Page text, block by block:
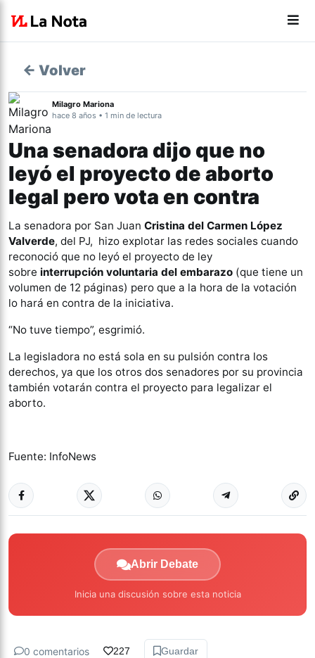
← Volver
Milagro Mariona
hace 8 años • 1 min de lectura
Una senadora dijo que no
leyó el proyecto de aborto
legal pero vota en contra
La senadora por San Juan Cristina del Carmen López
Valverde, del PJ, hizo explotar las redes sociales cuando
reconoció que no leyó el proyecto de ley
sobre interrupción voluntaria del embarazo (que tiene un
volumen de 12 páginas) pero que a la hora de la votación
lo hará en contra de la iniciativa.
“No tuve tiempo”, esgrimió.
La legisladora no está sola en su pulsión contra los
derechos, ya que los otros dos senadores por su provincia
también votarán contra el proyecto para legalizar el
aborto.
Fuente: InfoNews
Abrir Debate
Inicia una discusión sobre esta noticia
0 comentarios 227 Guardar